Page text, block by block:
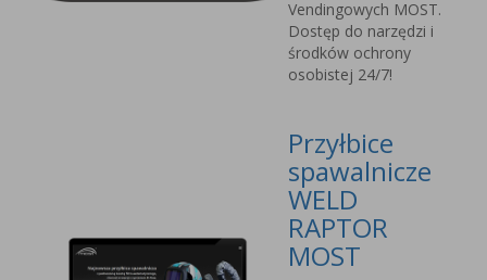
Vendingowych MOST.
Dostęp do narzędzi i
środków ochrony
osobistej 24/7!
Przyłbice
spawalnicze
WELD
RAPTOR
MOST